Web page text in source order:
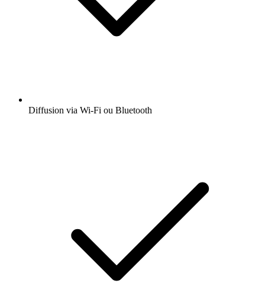
Diffusion via Wi-Fi ou Bluetooth